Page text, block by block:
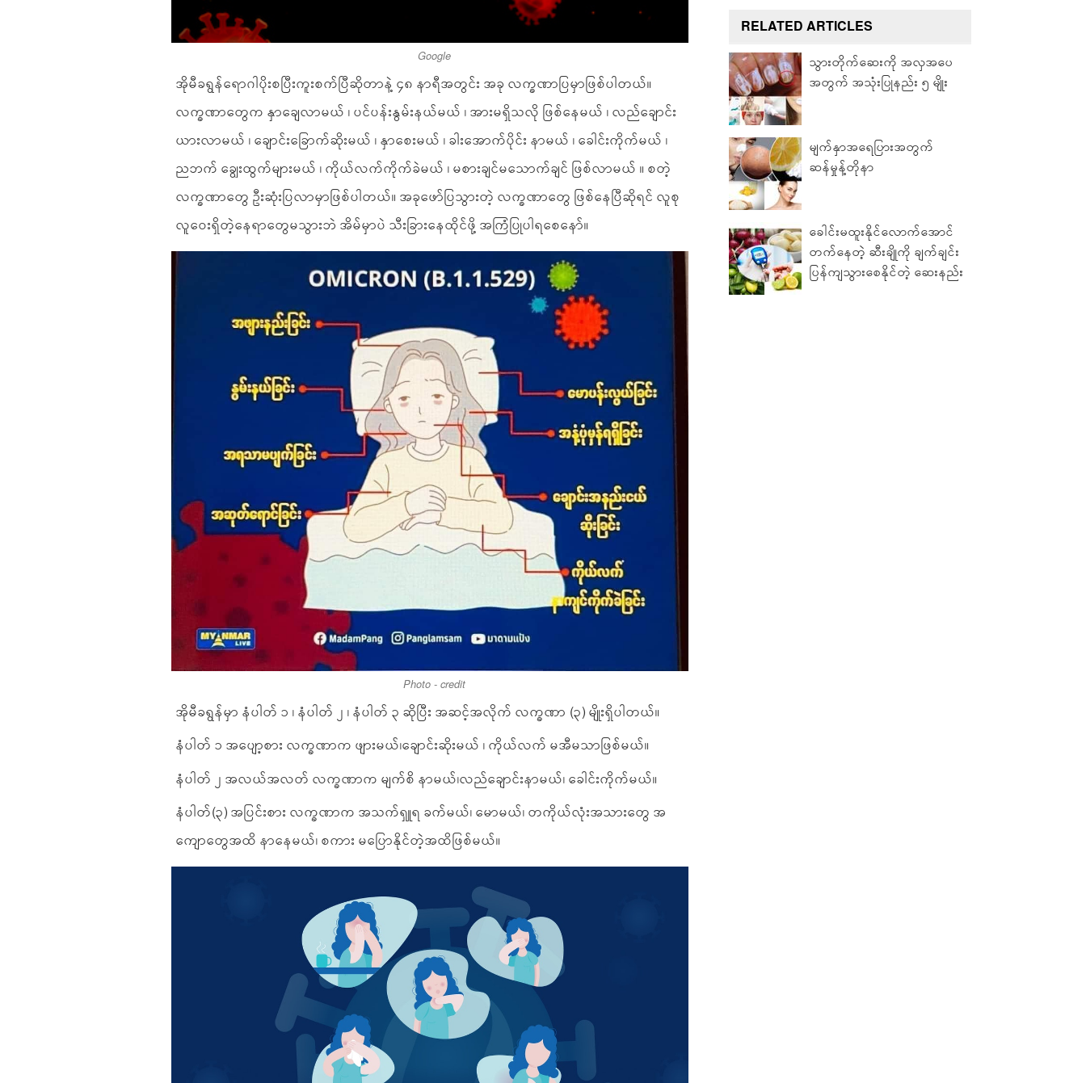
Google
အိုမီခရွန်ရောဂါပိုးစပြီးကူးစက်ပြီဆိုတာနဲ့ ၄၈ နာရီအတွင်း အခု လက္ခဏာပြမှာဖြစ်ပါတယ်။
လက္ခဏာတွေက နှာချေလာမယ် ၊ ပင်ပန်းနွမ်းနယ်မယ် ၊ အားမရှိသလို ဖြစ်နေမယ် ၊ လည်ချောင်း
ယားလာမယ် ၊ ချောင်းခြောက်ဆိုးမယ် ၊ နှာစေးမယ် ၊ ခါးအောက်ပိုင်း နာမယ် ၊ ခေါင်းကိုက်မယ် ၊
ညဘက် ချွေးထွက်များမယ် ၊ ကိုယ်လက်ကိုက်ခဲမယ် ၊ မစားချင်မသောက်ချင် ဖြစ်လာမယ် ။ စတဲ့
လက္ခဏာတွေ ဦးဆုံးပြလာမှာဖြစ်ပါတယ်။ အခုဖော်ပြသွားတဲ့ လက္ခဏာတွေ ဖြစ်နေပြီဆိုရင် လူစု
လူဝေးရှိတဲ့နေရာတွေမသွားဘဲ အိမ်မှာပဲ သီးခြားနေထိုင်ဖို့ အကြံပြုပါရစေနော်။
Photo - credit
အိုမီခရွန်မှာ နံပါတ် ၁ ၊ နံပါတ် ၂ ၊ နံပါတ် ၃ ဆိုပြီး အဆင့်အလိုက် လက္ခဏာ (၃) မျိုးရှိပါတယ်။
နံပါတ် ၁ အပျော့စား လက္ခဏာက ဖျားမယ်၊ချောင်းဆိုးမယ် ၊ ကိုယ်လက် မအီမသာဖြစ်မယ်။
နံပါတ် ၂ အလယ်အလတ် လက္ခဏာက မျက်စိ နာမယ်၊လည်ချောင်းနာမယ်၊ ခေါင်းကိုက်မယ်။
နံပါတ်(၃) အပြင်းစား လက္ခဏာက အသက်ရှူရ ခက်မယ်၊ မောမယ်၊ တကိုယ်လုံးအသားတွေ အ
ကျောတွေအထိ နာနေမယ်၊ စကား မပြောနိုင်တဲ့အထိဖြစ်မယ်။
RELATED ARTICLES
သွားတိုက်ဆေးကို အလှအပေ
အတွက် အသုံးပြုနည်း ၅ မျိုး
မျက်နှာအရေပြားအတွက်
ဆန်မှုန့်တိုနာ
ခေါင်းမထူးနိုင်လောက်အောင်
တက်နေတဲ့ ဆီးချိုကို ချက်ချင်း
ပြန်ကျသွားစေနိုင်တဲ့ ဆေးနည်း